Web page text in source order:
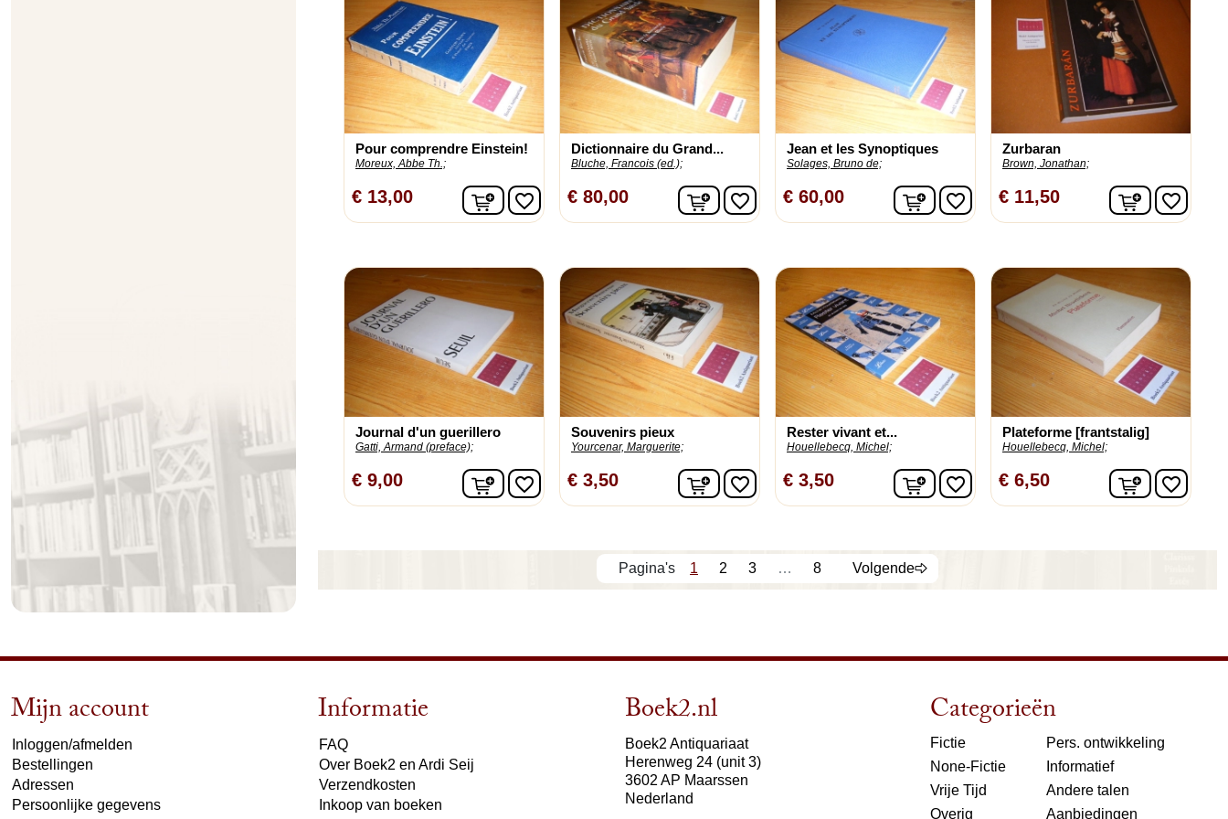
Pour comprendre Einstein!
Moreux, Abbe Th.;
€ 13,00 In winkelwagen
favorite_border
Dictionnaire du Grand...
Bluche, Francois (ed.);
€ 80,00 In winkelwagen
favorite_border
Jean et les Synoptiques
Solages, Bruno de;
€ 60,00 In winkelwagen
favorite_border
Zurbaran
Brown, Jonathan;
€ 11,50 Infavorite_border
Journal d'un guerillero
Gatti, Armand (preface);
€ 9,00 In winkelwagen
favorite_border
Souvenirs pieux
Yourcenar, Marguerite;
€ 3,50 In winkelwagen
favorite_border
Rester vivant et...
Houellebecq, Michel;
€ 3,50 In winkelwagen
favorite_border
Plateforme [frantstalig]
Houellebecq, Michel;
€ 6,50 Infavorite_border
1 2 3 … 8 Volgende
Mijn account
Inloggen/afmelden
Bestellingen
Adressen
Persoonlijke gegevens
Informatie
FAQ
Over Boek2 en Ardi Seij
Verzendkosten
Inkoop van boeken
Boek2.nl
Boek2 Antiquariaat
Herenweg 24 (unit 3)
3602 AP Maarssen
Nederland
Categorieën
Fictie
None-Fictie
Vrije Tijd
Overig
Pers. ontwikkeling
Informatief
Andere talen
Aanbiedingen